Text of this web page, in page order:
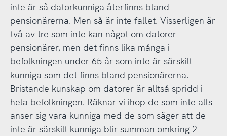
inte är så datorkunniga återfinns bland
pensionärerna. Men så är inte fallet. Visserligen är
två av tre som inte kan något om datorer
pensionärer, men det finns lika många i
befolkningen under 65 år som inte är särskilt
kunniga som det finns bland pensionärerna.
Bristande kunskap om datorer är alltså spridd i
hela befolkningen. Räknar vi ihop de som inte alls
anser sig vara kunniga med de som säger att de
inte är särskilt kunniga blir summan omkring 2